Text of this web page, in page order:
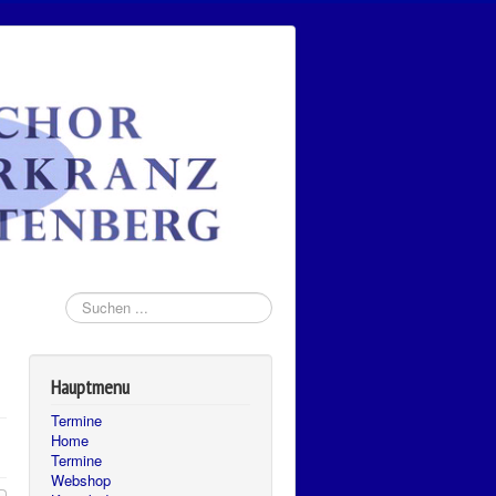
Suchen
...
Hauptmenu
Termine
Home
Termine
Webshop